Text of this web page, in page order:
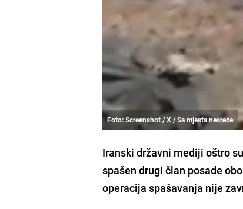
Foto: Screenshot / X / Sa mjesta nesreće
Iranski državni mediji oštro
spašen drugi član posade
operacija spašavanja nije